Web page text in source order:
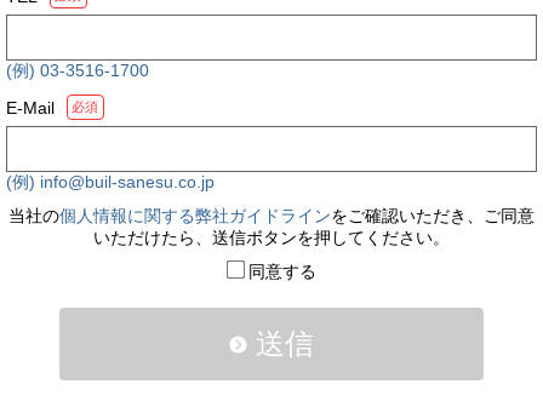
(例) 03-3516-1700
E-Mail
必須
(例) info@buil-sanesu.co.jp
当社の個人情報に関する弊社ガイドラインをご確認いただき、ご同意
いただけたら、送信ボタンを押してください。
同意する
送信